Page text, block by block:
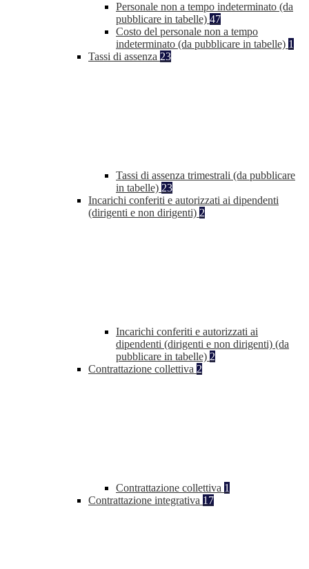
Personale non a tempo indeterminato (da
pubblicare in tabelle) 47
Costo del personale non a tempo
indeterminato (da pubblicare in tabelle) 1
Tassi di assenza 23
Tassi di assenza trimestrali (da pubblicare
in tabelle) 23
Incarichi conferiti e autorizzati ai dipendenti
(dirigenti e non dirigenti) 2
Incarichi conferiti e autorizzati ai
dipendenti (dirigenti e non dirigenti) (da
pubblicare in tabelle) 2
Contrattazione collettiva 2
Contrattazione collettiva 1
Contrattazione integrativa 17